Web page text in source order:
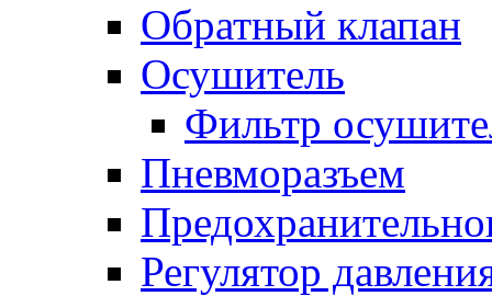
Обратный клапан
Осушитель
Фильтр
Пневморазъем
Регулятор